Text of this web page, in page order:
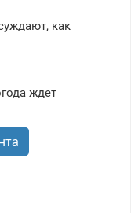
как
ждет